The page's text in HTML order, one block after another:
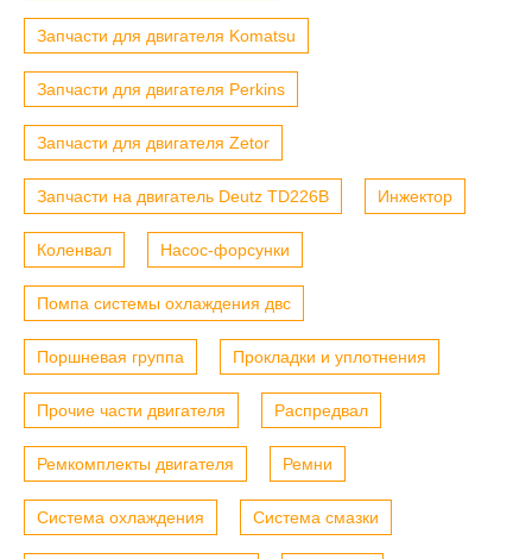
Запчасти для двигателя Komatsu
Запчасти для двигателя Perkins
Запчасти для двигателя Zetor
Запчасти на двигатель Deutz TD226B Инжектор
Коленвал Насос-форсунки
Помпа системы охлаждения двс
Поршневая группа Прокладки и уплотнения
Прочие части двигателя Распредвал
Ремкомплекты двигателя Ремни
Система охлаждения Система смазки